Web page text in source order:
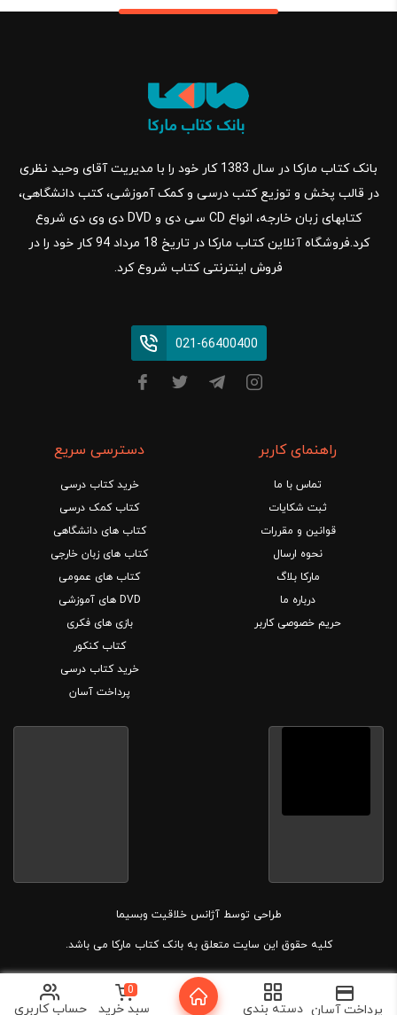
بانک کتاب مارکا در سال 1383 کار خود را با مدیریت آقای وحید نظری
در قالب پخش و توزیع کتب درسی و کمک آموزشی، کتب دانشگاهی،
کتابهای زبان خارجه، انواع CD سی دی و DVD دی وی دی شروع
کرد.فروشگاه آنلاین کتاب مارکا در تاریخ 18 مرداد 94 کار خود را در
فروش اینترنتی کتاب شروع کرد.
021-66400400
راهنمای کاربر
تماس با ما
ثبت شکایات
قوانین و مقررات
نحوه ارسال
مارکا بلاگ
درباره ما
حریم خصوصی کاربر
دسترسی سریع
خرید کتاب درسی
کتاب کمک درسی
کتاب های دانشگاهی
کتاب های زبان خارجی
کتاب های عمومی
DVD های آموزشی
بازی های فکری
کتاب کنکور
خرید کتاب درسی
پرداخت آسان
طراحی توسطآژانس خلاقیت وبسیما
کلیه حقوق این سایت متعلق به بانک کتاب مارکا می باشد.
پرداخت آسان دسته بندی
0
سبد خرید حساب کاربری